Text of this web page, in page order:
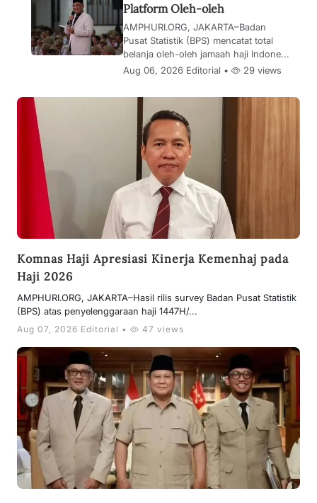
Platform Oleh-oleh
AMPHURI.ORG, JAKARTA–Badan
Pusat Statistik (BPS) mencatat total
belanja oleh-oleh jamaah haji Indone...
Aug 06, 2026 Editorial •
29 views
Komnas Haji Apresiasi Kinerja Kemenhaj pada
Haji 2026
AMPHURI.ORG, JAKARTA–Hasil rilis survey Badan Pusat Statistik
(BPS) atas penyelenggaraan haji 1447H/...
Aug 07, 2026 Editorial • 47 views